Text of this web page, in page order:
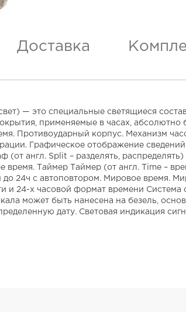
Доставка
— это специальные светящиеся
применяемые в часах, абсолютно
Противоударный корпус. Механизм
Графическое отображение
англ. Split – разделять,
Таймер Таймер (от англ. Time –
до 24ч с автоповтором. Мировое время.
и 24-х часовой формат времени
может быть нанесена на безель,
дату. Световая индикация